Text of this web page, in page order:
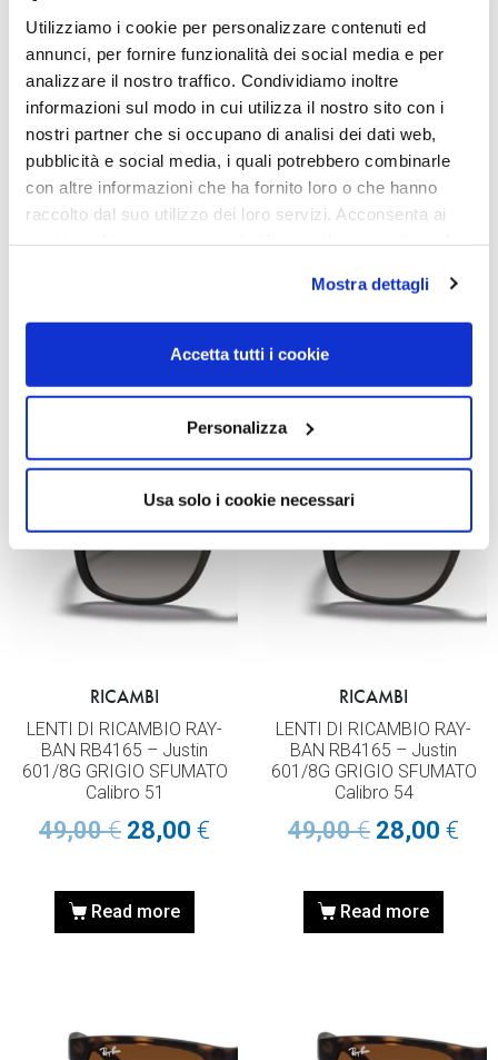
Utilizziamo i cookie per personalizzare contenuti ed
annunci, per fornire funzionalità dei social media e per
analizzare il nostro traffico. Condividiamo inoltre
informazioni sul modo in cui utilizza il nostro sito con i
nostri partner che si occupano di analisi dei dati web,
pubblicità e social media, i quali potrebbero combinarle
con altre informazioni che ha fornito loro o che hanno
raccolto dal suo utilizzo dei loro servizi. Acconsenta ai
Mostra dettagli
Accetta tutti i cookie
Personalizza
Usa solo i cookie necessari
RICAMBI
LENTI DI RICAMBIO RAY-
BAN RB4165 – Justin T3
Calibro 54
RICAMBI
LENTI DI RICAMBIO RAY-
BAN RB4165 – Justin 2V Blu
RICAMBI
LENTI DI RICAMBIO RAY-
BAN RB4165 – Justin
601/8G GRIGIO SFUMATO
Calibro 51
49,00€ 28,00 €
Read more
RICAMBI
LENTI DI RICAMBIO RAY-
BAN RB4165 – Justin
601/8G GRIGIO SFUMATO
Calibro 54
49,00€ 28,00 €
Read more